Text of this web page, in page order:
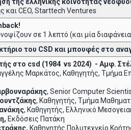
και CEO, Starttech Ventures
!
σε 1 λεπτό (και μία
του CSD και μπουφές στο
στο csd (1984 vs 2024) - Αμφ.
Μαρκάτος, Καθηγητής, Τμήμα
, Senior Computer
, Καθηγητής, Τμήμα
, Καθηγητής, Ελληνικό
Εκδόσεις Πατάκη
Καθηγητής Πολυτεχνείο